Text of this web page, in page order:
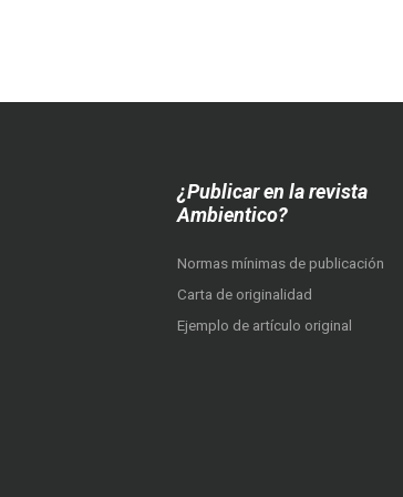
¿Publicar en la revista
Ambientico?
Normas mínimas de publicación
Carta de originalidad
Ejemplo de artículo original